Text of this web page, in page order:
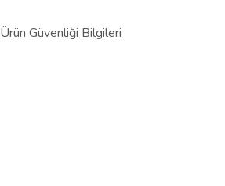
Ürün Güvenliği Bilgileri